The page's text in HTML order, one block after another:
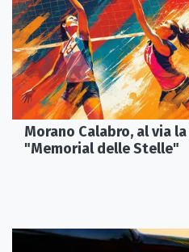
Morano Calabro, al via
"Memorial delle Stelle"